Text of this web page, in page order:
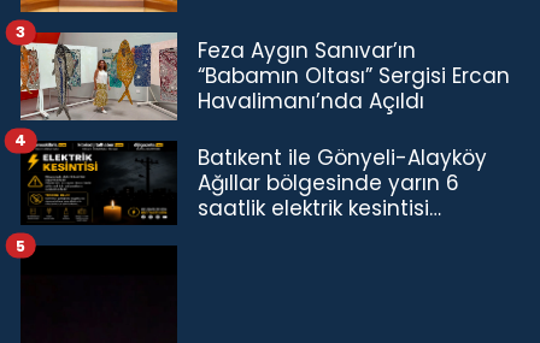
Feza Aygın Sanıvar’ın
“Babamın Oltası” Sergisi Ercan
Havalimanı’nda Açıldı
3
Batıkent ile Gönyeli-Alayköy
Ağıllar bölgesinde yarın 6
saatlik elektrik kesintisi…
4
5